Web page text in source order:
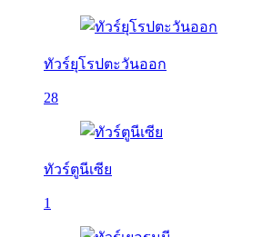
ทัวร์ยุโรปตะวันออก
28
ทัวร์ตูนีเซีย
1